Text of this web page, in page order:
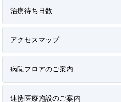
治療待ち日数
アクセスマップ
病院フロアのご案内
連携医療施設のご案内